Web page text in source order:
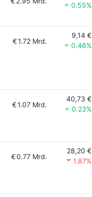
0.55%
€1.72 Mrd.
9,14 €
0.46%
€1.07 Mrd.
40,73 €
0.23%
€0.77 Mrd.
28,20 €
1.87%